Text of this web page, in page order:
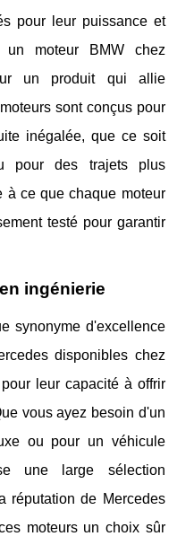
pour leur puissance et
un moteur BMW chez
un produit qui allie
sont conçus pour
inégalée, que ce soit
pour des trajets plus
à ce que chaque moteur
testé pour garantir
ingénierie
synonyme d'excellence
disponibles chez
leur capacité à offrir
vous ayez besoin d'un
ou pour un véhicule
une large sélection
réputation de Mercedes
moteurs un choix sûr